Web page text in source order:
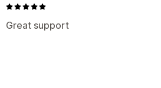
Great support